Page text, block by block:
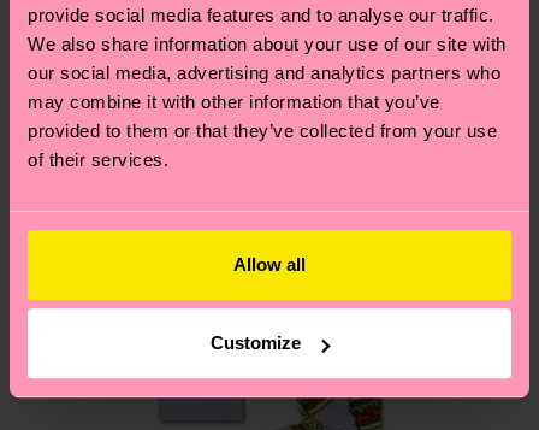
provide social media features and to analyse our traffic.
We also share information about your use of our site with
our social media, advertising and analytics partners who
may combine it with other information that you’ve
provided to them or that they’ve collected from your use
of their services.
Allow all
Customize
tutti i nostri segreti (e qualche dritta utile)? Dai
un’occhiata alla nostra pagina sulla sostenibilità!
locali.
Hai domande sui resi? Visita la nostra pagina
per trovare le risposte alle domande più comuni.
Secondo noi, ti piaceràPattern simili